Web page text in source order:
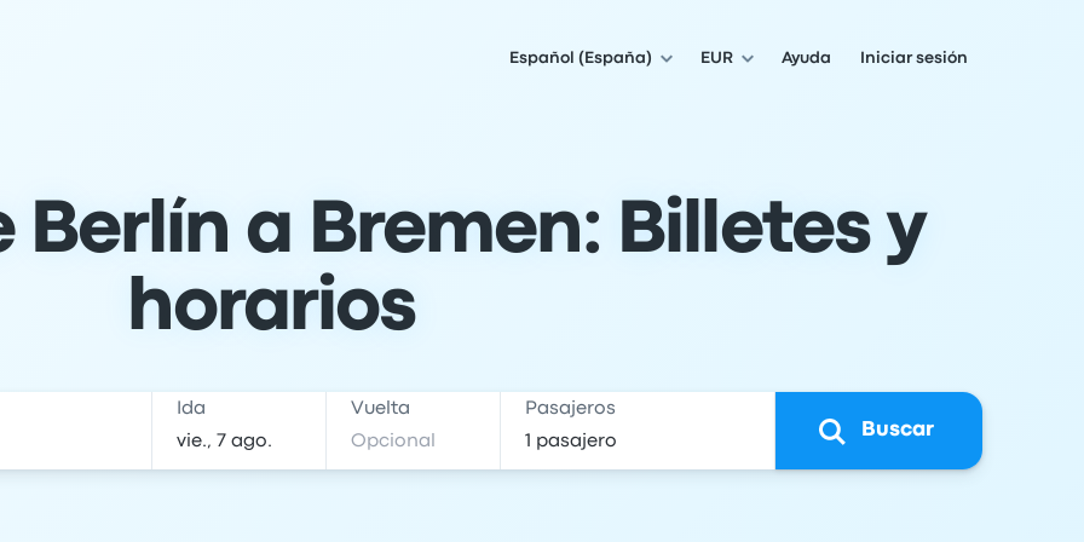
Español (España) EUR Ayuda Iniciar sesión
Berlín a Bremen: Billetes y
horarios
Ida Vuelta Pasajeros
Buscar